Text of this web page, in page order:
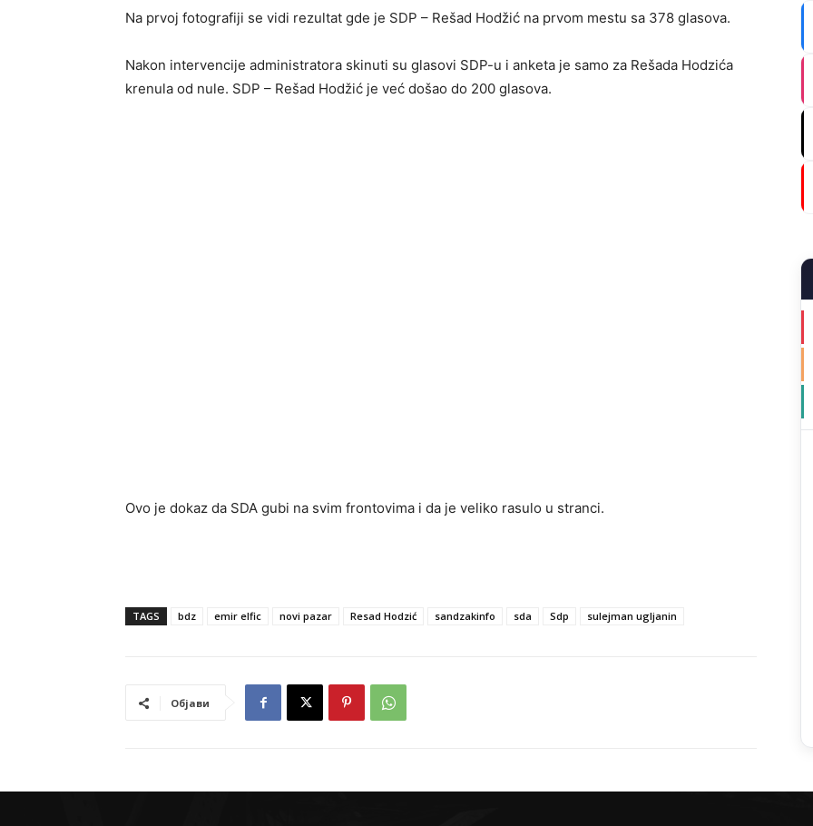
Na prvoj fotografiji se vidi rezultat gde je SDP – Rešad Hodžić na prvom mestu sa 378 glasova.
Nakon intervencije administratora skinuti su glasovi SDP-u i anketa je samo za Rešada Hodzića
krenula od nule. SDP – Rešad Hodžić je već došao do 200 glasova.
Ovo je dokaz da SDA gubi na svim frontovima i da je veliko rasulo u stranci.
TAGS bdz emir elfic novi pazar Resad Hodzić sandzakinfo sda Sdp sulejman ugljanin
Објави